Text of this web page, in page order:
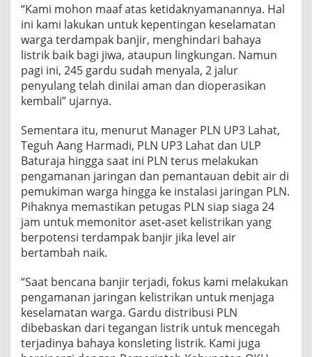
“Kami mohon maaf atas ketidaknyamanannya. Hal
ini kami lakukan untuk kepentingan keselamatan
warga terdampak banjir, menghindari bahaya
listrik baik bagi jiwa, ataupun lingkungan. Namun
pagi ini, 245 gardu sudah menyala, 2 jalur
penyulang telah dinilai aman dan dioperasikan
kembali” ujarnya.
Sementara itu, menurut Manager PLN UP3 Lahat,
Teguh Aang Harmadi, PLN UP3 Lahat dan ULP
Baturaja hingga saat ini PLN terus melakukan
pengamanan jaringan dan pemantauan debit air di
pemukiman warga hingga ke instalasi jaringan PLN.
Pihaknya memastikan petugas PLN siap siaga 24
jam untuk memonitor aset-aset kelistrikan yang
berpotensi terdampak banjir jika level air
bertambah naik.
“Saat bencana banjir terjadi, fokus kami melakukan
pengamanan jaringan kelistrikan untuk menjaga
keselamatan warga. Gardu distribusi PLN
dibebaskan dari tegangan listrik untuk mencegah
terjadinya bahaya konsleting listrik. Kami juga